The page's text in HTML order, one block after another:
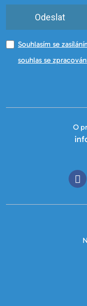
Odeslat
Souhlasím se
souhlas se
O